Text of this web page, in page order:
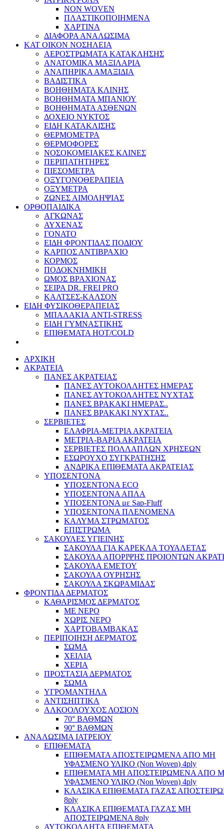
NON WOVEN
ΠΛΑΣΤΙΚΟΠΟΙΗΜΕΝΑ
ΧΑΡΤΙΝΑ
ΔΙΑΦΟΡΑ ΑΝΑΛΩΣΙΜΑ
ΚΑΤ ΟΙΚΟΝ ΝΟΣΗΛΕΙΑ
ΑΕΡΟΣΤΡΩΜΑΤΑ ΚΑΤΑΚΛΗΣΗΣ
ΑΝΑΤΟΜΙΚΑ ΜΑΞΙΛΑΡΙΑ
ΑΝΑΠΗΡΙΚΑ ΑΜΑΞΙΔΙΑ
ΒΑΔΙΣΤΙΚΑ
ΒΟΗΘΗΜΑΤΑ ΚΛΙΝΗΣ
ΒΟΗΘΗΜΑΤΑ ΜΠΑΝΙΟΥ
ΒΟΗΘΗΜΑΤΑ ΑΣΘΕΝΩΝ
ΔΟΧΕΙΟ ΝΥΚΤΟΣ
ΕΙΔΗ ΚΑΤΑΚΛΙΣΗΣ
ΘΕΡΜΟΜΕΤΡΑ
ΘΕΡΜΟΦΟΡΕΣ
ΝΟΣΟΚΟΜΕΙΑΚΕΣ ΚΛΙΝΕΣ
ΠΕΡΙΠΑΤΗΤΗΡΕΣ
ΠΙΕΣΟΜΕΤΡΑ
ΟΞΥΓΟΝΟΘΕΡΑΠΕΙΑ
ΟΞΥΜΕΤΡΑ
ΖΩΝΕΣ ΑΙΜΟΛΗΨΙΑΣ
ΟΡΘΟΠΑΙΔΙΚΑ
ΑΓΚΩΝΑΣ
ΑΥΧΕΝΑΣ
ΓΟΝΑΤΟ
ΕΙΔΗ ΦΡΟΝΤΙΔΑΣ ΠΟΔΙΟΥ
ΚΑΡΠΟΣ ΑΝΤΙΒΡΑΧΙΟ
ΚΟΡΜΟΣ
ΠΟΔΟΚΝΗΜΙΚΗ
ΩΜΟΣ ΒΡΑΧΙΟΝΑΣ
ΣΕΙΡΑ DR. FREI PRO
ΚΑΛΤΣΕΣ-ΚΑΛΣΟΝ
ΕΙΔΗ ΦΥΣΙΚΟΘΕΡΑΠΕΙΑΣ
ΜΠΑΛΑΚΙΑ ANTI-STRESS
ΕΙΔΗ ΓΥΜΝΑΣΤΙΚΗΣ
ΕΠΙΘΕΜΑΤΑ HOT/COLD
ΑΡΧΙΚΗ
ΑΚΡΑΤΕΙΑ
ΠΑΝΕΣ ΑΚΡΑΤΕΙΑΣ
ΠΑΝΕΣ ΑΥΤΟΚΟΛΛΗΤΕΣ ΗΜΕΡΑΣ
ΠΑΝΕΣ ΑΥΤΟΚΟΛΛΗΤΕΣ ΝΥΧΤΑΣ
ΠΑΝΕΣ ΒΡΑΚΑΚΙ ΗΜΕΡΑΣ..
ΠΑΝΕΣ ΒΡΑΚΑΚΙ ΝΥΧΤΑΣ..
ΣΕΡΒΙΕΤΕΣ
ΕΛΑΦΡΙΑ-ΜΕΤΡΙΑ ΑΚΡΑΤΕΙΑ
ΜΕΤΡΙΑ-ΒΑΡΙΑ ΑΚΡΑΤΕΙΑ
ΣΕΡΒΙΕΤΕΣ ΠΟΛΛΑΠΛΩΝ ΧΡΗΣΕΩΝ
ΕΣΩΡΟΥΧΟ ΣΥΓΚΡΑΤΗΣΗΣ
ΑΝΔΡΙΚΑ ΕΠΙΘΕΜΑΤΑ ΑΚΡΑΤΕΙΑΣ
ΥΠΟΣΕΝΤΟΝΑ
ΥΠΟΣΕΝΤΟΝΑ ECO
ΥΠΟΣΕΝΤΟΝΑ ΑΠΛΑ
ΥΠΟΣΕΝΤΟΝΑ με Sap-Fluff
ΥΠΟΣΕΝΤΟΝΑ ΠΛΕΝΟΜΕΝΑ
ΚΑΛΥΜΑ ΣΤΡΩΜΑΤΟΣ
ΕΠΙΣΤΡΩΜΑ
ΣΑΚΟΥΛΕΣ ΥΓΙΕΙΝΗΣ
ΣΑΚΟΥΛΑ ΓΙΑ ΚΑΡΕΚΛΑ ΤΟΥΑΛΕΤΑΣ
ΣΑΚΟΥΛΑ ΑΠΟΡΙΨΗΣ ΠΡΟΙΟΝΤΩΝ
ΣΑΚΟΥΛΑ ΕΜΕΤΟΥ
ΣΑΚΟΥΛΑ ΟΥΡΗΣΗΣ
ΣΑΚΟΥΛΑ ΣΚΩΡΑΜΙΔΑΣ
ΦΡΟΝΤΙΔΑ ΔΕΡΜΑΤΟΣ
ΚΑΘΑΡΙΣΜΟΣ ΔΕΡΜΑΤΟΣ
ΜΕ ΝΕΡΟ
ΧΩΡΙΣ ΝΕΡΟ
ΧΑΡΤΟΒΑΜΒΑΚΑΣ
ΠΕΡΙΠΟΙΗΣΗ ΔΕΡΜΑΤΟΣ
ΣΩΜΑ
ΧΕΙΛΙΑ
ΧΕΡΙΑ
ΠΡΟΣΤΑΣΙΑ ΔΕΡΜΑΤΟΣ
ΣΩΜΑ
ΥΓΡΟΜΑΝΤΗΛΑ
ΑΝΤΙΣΗΠΤΙΚΑ
ΑΛΚΟΟΛΟΥΧΟΣ ΛΟΣΙΟΝ
70° ΒΑΘΜΩΝ
90° ΒΑΘΜΩΝ
ΑΝΑΛΩΣΙΜΑ ΙΑΤΡΕΙΟΥ
ΕΠΙΘΕΜΑΤΑ
ΕΠΙΘΕΜΑΤΑ ΑΠΟΣΤΕΙΡΩΜΕΝΑ ΑΠΟ ΜΗ
ΥΦΑΣΜΕΝΟ ΥΛΙΚΟ (Non Woven) 4ply
ΕΠΙΘΕΜΑΤΑ ΜΗ ΑΠΟΣΤΕΙΡΩΜΕΝΑ ΑΠΟ
ΥΦΑΣΜΕΝΟ ΥΛΙΚΟ (Non Woven) 4ply
ΚΛΑΣΙΚΑ ΕΠΙΘΕΜΑΤΑ ΓΑΖΑΣ
8ply
ΚΛΑΣΙΚΑ ΕΠΙΘΕΜΑΤΑ ΓΑΖΑΣ ΜΗ
ΑΠΟΣΤΕΙΡΩΜΕΝΑ 8ply
ΑΥΤΟΚΟΛΛΗΤΑ ΕΠΙΘΕΜΑΤΑ